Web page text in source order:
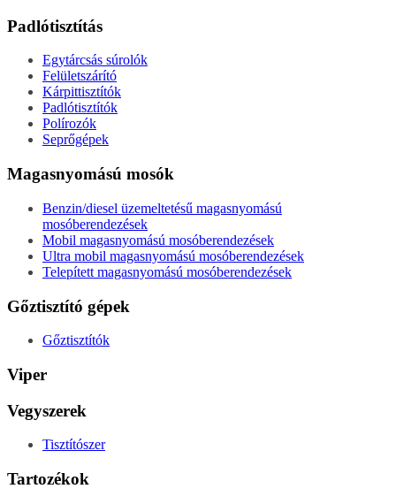
Padlótisztítás
Egytárcsás súrolók
Felületszárító
Kárpittisztítók
Padlótisztítók
Polírozók
Seprőgépek
Magasnyomású mosók
Benzin/diesel üzemeltetésű magasnyomású
mosóberendezések
Mobil magasnyomású mosóberendezések
Ultra mobil magasnyomású mosóberendezések
Telepített magasnyomású mosóberendezések
Gőztisztító gépek
Gőztisztítók
Viper
Vegyszerek
Tisztítószer
Tartozékok